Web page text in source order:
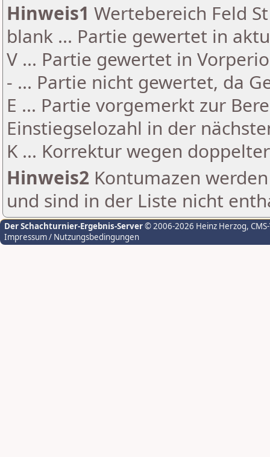
Hinweis1 Wertebereich Feld
blank ... Partie gewertet in
V ... Partie gewertet in
- ... Partie nicht gewertet, da
E ... Partie vorgemerkt zur
Einstiegselozahl in der
K ... Korrektur wegen
Hinweis2 Kontumazen
und sind in der Liste nicht
Der Schachturnier-Ergebnis-Server© 2006-2026 Heinz Herzog,
Impressum / Nutzungsbedingungen